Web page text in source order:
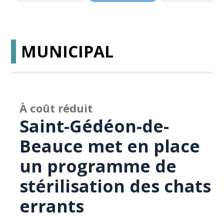
MUNICIPAL
À coût réduit
Saint-Gédéon-de-
Beauce met en place
un programme de
stérilisation des chats
errants